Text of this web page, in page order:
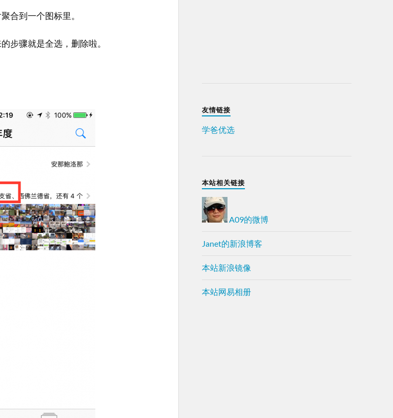
合到一个图标里。
步骤就是全选，删除啦。
友情链接
学爸优选
本站相关链接
A09的微博
Janet的新浪博客
本站新浪镜像
本站网易相册